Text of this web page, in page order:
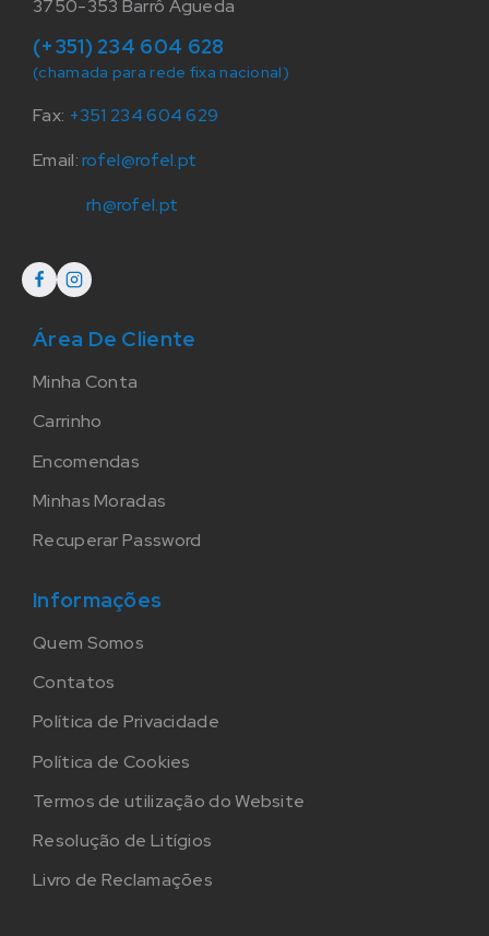
3750-353 Barrô Agueda
(+351) 234 604 628
(chamada para rede fixa nacional)
Fax: +351 234 604 629
Email:rofel@rofel.pt
rh@rofel.pt
Área De Cliente
Minha Conta
Carrinho
Encomendas
Minhas Moradas
Recuperar Password
Informações
Quem Somos
Contatos
Política de Privacidade
Política de Cookies
Termos de utilização do Website
Resolução de Litígios
Livro de Reclamações